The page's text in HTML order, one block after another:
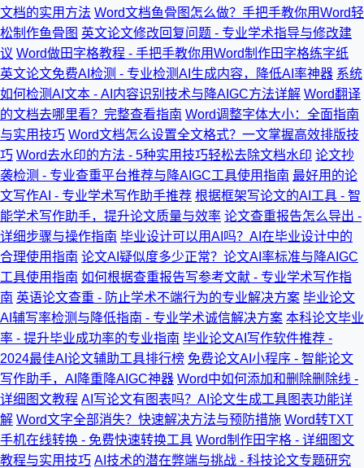
文档的实用方法 Word文档鱼骨图怎么做？手把手教你用Word轻
松制作鱼骨图 英文论文修改回复问题 - 专业学术指导与修改建
议 Word做田字格教程 - 手把手教你用Word制作田字格练字纸
英文论文免费AI检测 - 专业检测AI生成内容，降低AI率神器 系统
如何检测AI文本 - AI内容识别技术与降AIGC方法详解 Word翻译
的文档去哪里看？完整查看指南 Word调整字体大小：全面指南
与实用技巧 Word文档怎么设置全文格式？一文掌握高效排版技
巧 Word去水印的方法 - 5种实用技巧轻松去除文档水印 论文抄
袭检测 - 专业查重平台推荐与降AIGC工具使用指南 最好用的论
文写作AI - 专业学术写作助手推荐 根据框架写论文的AI工具 - 智
能学术写作助手，提升论文质量与效率 论文查重报告怎么导出 -
详细步骤与操作指南 毕业设计可以用AI吗？AI在毕业设计中的
合理使用指南 论文AI疑似度多少正常？论文AI率标准与降AIGC
工具使用指南 如何根据查重报告写参考文献 - 专业学术写作指
南 英语论文查重 - 防止学术不端行为的专业解决方案 毕业论文
AI辅写率检测与降低指南 - 专业学术诚信解决方案 本科论文毕业
率 - 提升毕业成功率的专业指南 毕业论文AI写作软件推荐 -
2024最佳AI论文辅助工具排行榜 免费论文AI小程序 - 智能论文
写作助手，AI降重降AIGC神器 Word中如何添加和删除删除线 -
详细图文教程 AI写论文有图表吗？AI论文生成工具图表功能详
解 Word文字全部消失？快速解决方法与预防措施 Word转TXT
手机在线转换 - 免费快速转换工具 Word制作田字格 - 详细图文
教程与实用技巧 AI技术的潜在弊端与挑战 - 科技论文专题研究